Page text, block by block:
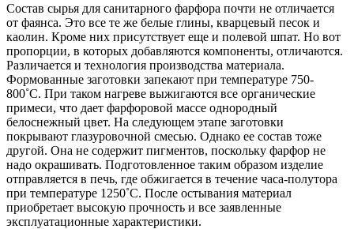
Состав сырья для санитарного фарфора почти не отличается
от фаянса. Это все те же белые глины, кварцевый песок и
каолин. Кроме них присутствует еще и полевой шпат. Но вот
пропорции, в которых добавляются компоненты, отличаются.
Различается и технология производства материала.
Формованные заготовки запекают при температуре 750-
800˚С. При таком нагреве выжигаются все органические
примеси, что дает фарфоровой массе однородный
белоснежный цвет. На следующем этапе заготовки
покрывают глазуровочной смесью. Однако ее состав тоже
другой. Она не содержит пигментов, поскольку фарфор не
надо окрашивать. Подготовленное таким образом изделие
отправляется в печь, где обжигается в течение часа-полутора
при температуре 1250˚С. После остывания материал
приобретает высокую прочность и все заявленные
эксплуатационные характеристики.